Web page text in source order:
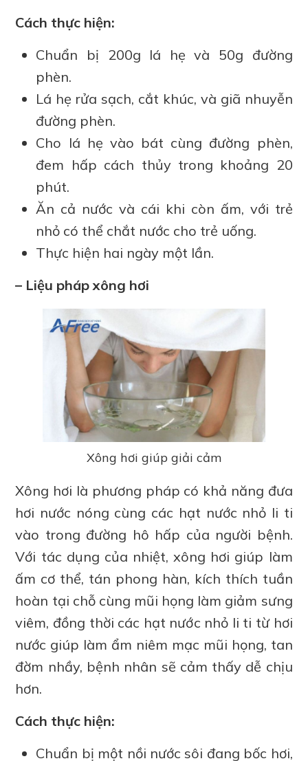
Cách thực hiện:
Chuẩn bị 200g lá hẹ và 50g đường
phèn.
Lá hẹ rửa sạch, cắt khúc, và giã nhuyễn
đường phèn.
Cho lá hẹ vào bát cùng đường phèn,
đem hấp cách thủy trong khoảng 20
phút.
Ăn cả nước và cái khi còn ấm, với trẻ
nhỏ có thể chắt nước cho trẻ uống.
Thực hiện hai ngày một lần.
– Liệu pháp xông hơi
Xông hơi giúp giải cảm
Xông hơi là phương pháp có khả năng đưa
hơi nước nóng cùng các hạt nước nhỏ li ti
vào trong đường hô hấp của người bệnh.
Với tác dụng của nhiệt, xông hơi giúp làm
ấm cơ thể, tán phong hàn, kích thích tuần
hoàn tại chỗ cùng mũi họng làm giảm sưng
viêm, đồng thời các hạt nước nhỏ li ti từ hơi
nước giúp làm ẩm niêm mạc mũi họng, tan
đờm nhầy, bệnh nhân sẽ cảm thấy dễ chịu
hơn.
Cách thực hiện:
Chuẩn bị một nồi nước sôi đang bốc hơi,